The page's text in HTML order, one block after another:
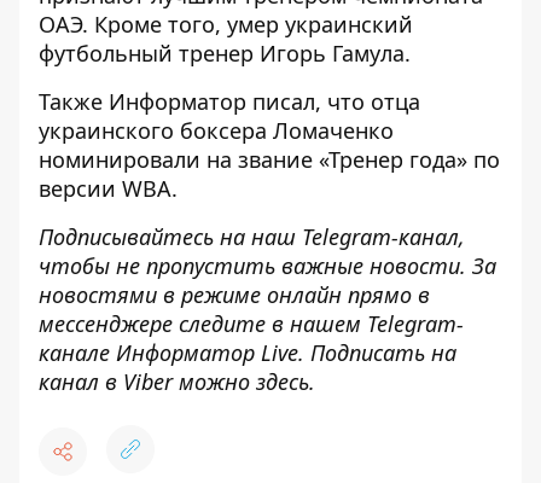
ОАЭ. Кроме того, умер украинский
футбольный тренер Игорь Гамула.
Также Информатор писал, что отца
украинского боксера Ломаченко
номинировали на звание «Тренер года» по
версии WBA.
Подписывайтесь на наш Telegram-канал,
чтобы не пропустить важные новости. За
новостями в режиме онлайн прямо в
мессенджере следите в нашем Telegram-
канале Информатор Live. Подписать на
канал в Viber можно здесь.